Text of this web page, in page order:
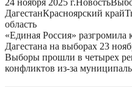
24 ноября 2025 г.Новость
ДагестанКрасноярский край
область
«Единая Россия» разгромила
Дагестана на выборах 23
Выборы прошли в четырех
конфликтов из-за